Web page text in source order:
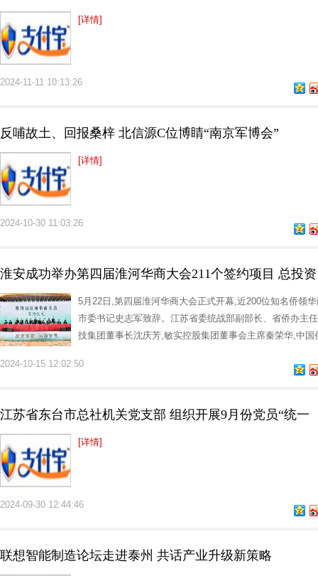
[详情]
2024-11-11 10:13:26
反哺故土、回报桑梓 北信源C位博睛“南京军博会”
[详情]
2024-10-30 11:03:26
淮安成功举办第四届淮河华商大会211个签约项目 总投资
5月22日,第四届淮河华商大会正式开幕,近200位知名侨领
市委书记史志军致辞。江苏省委统战部副部长、省侨办主
技集团董事长沈庆芳,敏实控股集团董事会主席秦荣华,中
2024-10-15 12:02:50
江苏省东台市总社机关党支部 组织开展9月份党员“统一
[详情]
2024-09-30 12:44:46
联想智能制造论坛走进泰州 共话产业升级新策略